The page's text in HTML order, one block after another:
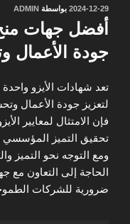
نُشر
في
2024-12-29 بواسطة ADMIN
أفضل جهات
جودة الأعمال
تعد شهادات الأيزو
لتعزيز جودة الأعمال
فإن الامتثال لمعايير
تحقيق التميز المؤسسي
ومع التوجه نحو
ضرورية للشركات